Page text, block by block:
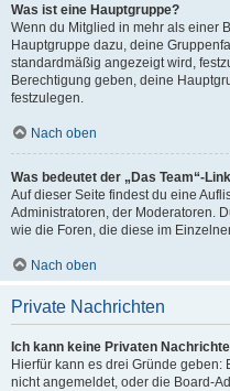
Was ist eine Hauptgruppe?
Wenn du Mitglied in mehr als einer
Hauptgruppe dazu, deine
standardmäßig angezeigt wird,
Berechtigung geben, deine
festzulegen.
Nach oben
Was bedeutet der „Das Team“-
Auf dieser Seite findest du eine
Administratoren, der Moderatoren.
wie die Foren, die diese im
Nach oben
Private Nachrichten
Ich kann keine Privaten
Hierfür kann es drei Gründe geben:
nicht angemeldet, oder die Board-